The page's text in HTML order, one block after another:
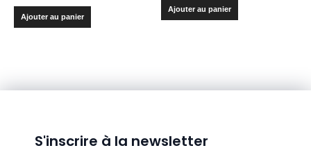
Ajouter au panier
Ajouter au panier
S'inscrire à la newsletter